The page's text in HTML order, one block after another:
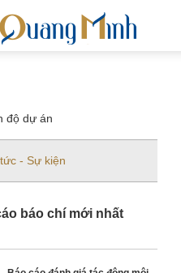
độ dự án
- Sự kiện
báo chí mới nhất